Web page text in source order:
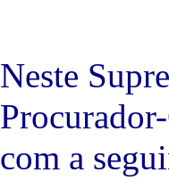
Neste
com a